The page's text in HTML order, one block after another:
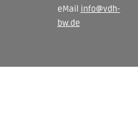
eMail info@vdh-
bw.de